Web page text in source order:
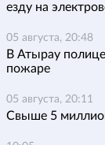
езду на
05 августа, 20:48
В Атырау
пожаре
05 августа, 20:11
Свыше 5